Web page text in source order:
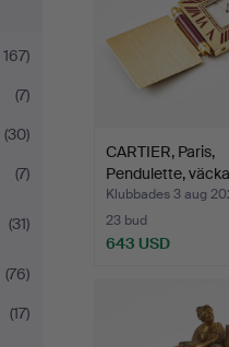
167)
(7)
(30)
(7)
(31)
(76)
(17)
CARTIER, Paris,
Pendulette,
x…
Klubbades 3 aug
23 bud
643 USD